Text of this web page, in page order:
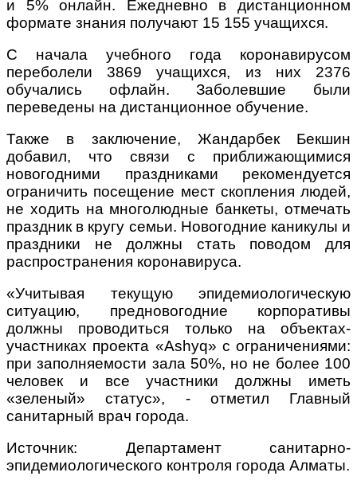
и 5% онлайн. Ежедневно в дистанционном
формате знания получают 15 155 учащихся.
С начала учебного года коронавирусом
переболели 3869 учащихся, из них 2376
обучались офлайн. Заболевшие были
переведены на дистанционное обучение.
Также в заключение, Жандарбек Бекшин
добавил, что связи с приближающимися
новогодними праздниками рекомендуется
ограничить посещение мест скопления людей,
не ходить на многолюдные банкеты, отмечать
праздник в кругу семьи. Новогодние каникулы и
праздники не должны стать поводом для
распространения коронавируса.
«Учитывая текущую эпидемиологическую
ситуацию, предновогодние корпоративы
должны проводиться только на объектах-
участниках проекта «Ashyq» с ограничениями:
при заполняемости зала 50%, но не более 100
человек и все участники должны иметь
«зеленый» статус», - отметил Главный
санитарный врач города.
Источник: Департамент санитарно-
эпидемиологического контроля города Алматы.